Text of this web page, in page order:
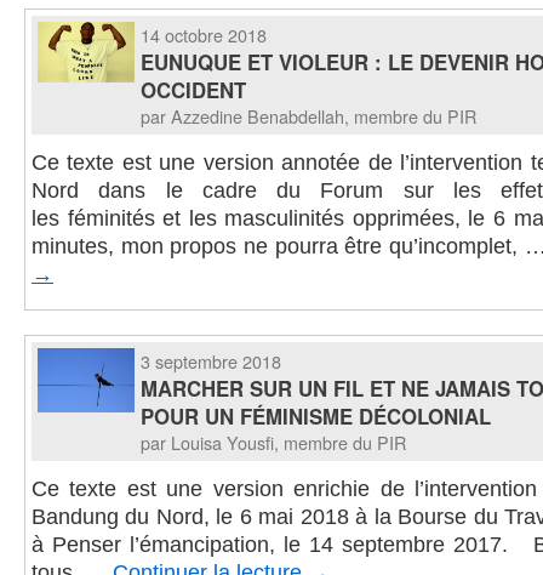
14 octobre 2018
EUNUQUE ET VIOLEUR : LE DEVENIR
OCCIDENT
par Azzedine Benabdellah, membre du PIR
Ce texte est une version annotée de l’intervention
Nord dans le cadre du Forum sur les
les féminités et les masculinités opprimées, le 6
minutes, mon propos ne pourra être qu’incomplet,
→
3 septembre 2018
MARCHER SUR UN FIL ET NE JAMAIS
POUR UN FÉMINISME DÉCOLONIAL
par Louisa Yousfi, membre du PIR
Ce texte est une version enrichie de
Bandung du Nord, le 6 mai 2018 à la Bourse du
à Penser l’émancipation, le 14 septembre 2017.